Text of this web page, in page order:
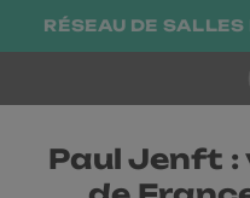
PasserRÉSEAU DE
Paul Jenft :